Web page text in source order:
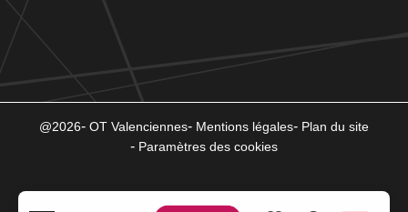
@2026 OT Valenciennes Mentions légales
Plan du site
Paramètres des cookies